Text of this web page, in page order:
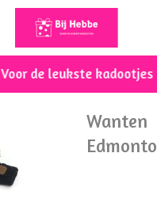
Voor de leukste kadootjes
Wanten